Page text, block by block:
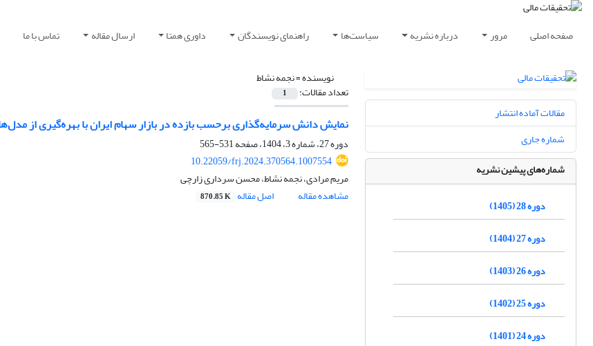
صفحه اصلی مرور درباره نشریه سیاست‌ها راهنمای نویسندگان داوری همتا ارسال مقاله تماس با ما
نویسنده =نجمه نشاط
تعداد مقالات: 1
نمایش دانش سرمایه‌‌گذاری برحسب بازده در بازار سهام ایران با بهره‌‌گیری از
دوره 27، شماره 3، 1404، صفحه
531-565
10.22059/frj.2024.370564.1007554
مریم مرادی، نجمه نشاط، محسن سرداری زارچی
مشاهده مقاله
اصل مقاله 870.85 K
مقالات آماده انتشار
شماره جاری
شماره‌های پیشین نشریه
دوره 28 (1405)
دوره 27 (1404)
دوره 26 (1403)
دوره 25 (1402)
دوره 24 (1401)